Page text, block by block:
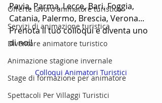
Offerte lavoro animatore turistico
Servizi di animazione turistica
Diventare animatore turistico
Animazione stagione invernale
Stage di formazione per animatore
Spettacoli Per Villaggi Turistici
Pavia, Parma, Lecce, Bari, Foggia,
Catania, Palermo, Brescia, Verona...
Prenota il tuo colloqui e diventa uno
di noi!
Colloqui Animatori Turistici